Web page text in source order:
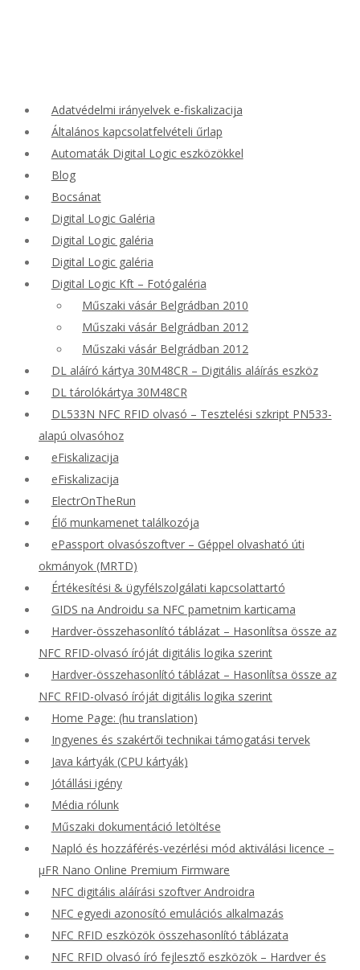
Adatvédelmi irányelvek e-fiskalizacija
Általános kapcsolatfelvételi űrlap
Automaták Digital Logic eszközökkel
Blog
Bocsánat
Digital Logic Galéria
Digital Logic galéria
Digital Logic galéria
Digital Logic Kft – Fotógaléria
Műszaki vásár Belgrádban 2010
Műszaki vásár Belgrádban 2012
Műszaki vásár Belgrádban 2012
DL aláíró kártya 30M48CR – Digitális aláírás eszköz
DL tárolókártya 30M48CR
DL533N NFC RFID olvasó – Tesztelési szkript PN533-
alapú olvasóhoz
eFiskalizacija
eFiskalizacija
ElectrOnTheRun
Élő munkamenet találkozója
ePassport olvasószoftver – Géppel olvasható úti
okmányok (MRTD)
Értékesítési & ügyfélszolgálati kapcsolattartó
GIDS na Androidu sa NFC pametnim karticama
Hardver-összehasonlító táblázat – Hasonlítsa össze az
NFC RFID-olvasó íróját digitális logika szerint
Hardver-összehasonlító táblázat – Hasonlítsa össze az
NFC RFID-olvasó íróját digitális logika szerint
Home Page: (hu translation)
Ingyenes és szakértői technikai támogatási tervek
Java kártyák (CPU kártyák)
Jótállási igény
Média rólunk
Műszaki dokumentáció letöltése
Napló és hozzáférés-vezérlési mód aktiválási licence –
μFR Nano Online Premium Firmware
NFC digitális aláírási szoftver Androidra
NFC egyedi azonosító emulációs alkalmazás
NFC RFID eszközök összehasonlító táblázata
NFC RFID olvasó író fejlesztő eszközök – Hardver és